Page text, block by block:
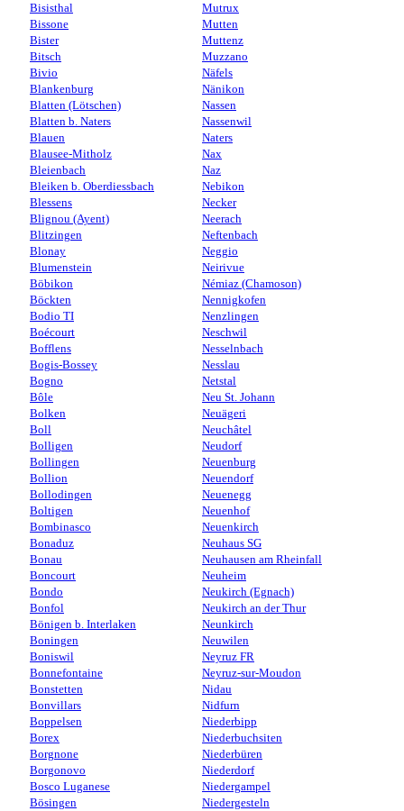
Bisisthal
Bissone
Bister
Bitsch
Bivio
Blankenburg
Blatten (Lötschen)
Blatten b. Naters
Blauen
Blausee-Mitholz
Bleienbach
Bleiken b. Oberdiessbach
Blessens
Blignou (Ayent)
Blitzingen
Blonay
Blumenstein
Böbikon
Böckten
Bodio TI
Boécourt
Bofflens
Bogis-Bossey
Bogno
Bôle
Bolken
Boll
Bolligen
Bollingen
Bollion
Bollodingen
Boltigen
Bombinasco
Bonaduz
Bonau
Boncourt
Bondo
Bonfol
Bönigen b. Interlaken
Boningen
Boniswil
Bonnefontaine
Bonstetten
Bonvillars
Boppelsen
Borex
Borgnone
Borgonovo
Bosco Luganese
Bösingen
Mutrux
Mutten
Muttenz
Muzzano
Näfels
Nänikon
Nassen
Nassenwil
Naters
Nax
Naz
Nebikon
Necker
Neerach
Neftenbach
Neggio
Neirivue
Némiaz (Chamoson)
Nennigkofen
Nenzlingen
Neschwil
Nesselnbach
Nesslau
Netstal
Neu St. Johann
Neuägeri
Neuchâtel
Neudorf
Neuenburg
Neuendorf
Neuenegg
Neuenhof
Neuenkirch
Neuhaus SG
Neuhausen am Rheinfall
Neuheim
Neukirch (Egnach)
Neukirch an der Thur
Neunkirch
Neuwilen
Neyruz FR
Neyruz-sur-Moudon
Nidau
Nidfurn
Niederbipp
Niederbuchsiten
Niederbüren
Niederdorf
Niedergampel
Niedergesteln